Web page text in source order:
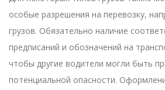
особые разрешения на перевозку,
грузов. Обязательно наличие
предписаний и обозначений на
чтобы другие водители могли быть
потенциальной опасности.